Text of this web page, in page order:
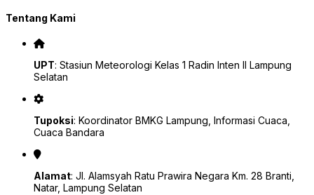
Tentang Kami
UPT: Stasiun Meteorologi Kelas 1 Radin Inten II Lampung
Selatan
Tupoksi: Koordinator BMKG Lampung, Informasi Cuaca,
Cuaca Bandara
Alamat: Jl. Alamsyah Ratu Prawira Negara Km. 28 Branti,
Natar, Lampung Selatan